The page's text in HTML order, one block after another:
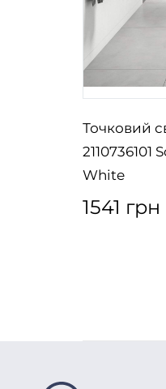
Точковий
White
1541 грн